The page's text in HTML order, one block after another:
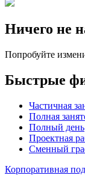
Ничего не
Попробуйте
Быстрые
Частичная
Полная
Полный день
Проектная
Сменный
Корпоративная